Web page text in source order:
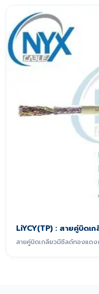
LiYCY(TP) : สายคู่บิดเ
สายคู่บิดเกลียวมีชีลด์ทองแด